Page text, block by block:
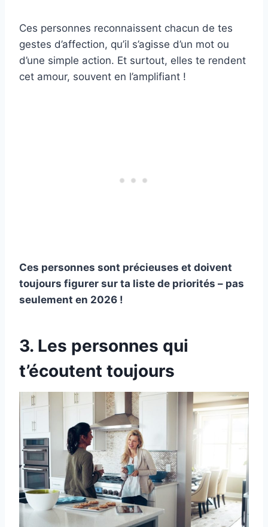
Ces personnes reconnaissent chacun de tes
gestes d’affection, qu’il s’agisse d’un mot ou
d’une simple action. Et surtout, elles te rendent
cet amour, souvent en l’amplifiant !
Ces personnes sont précieuses et doivent
toujours figurer sur ta liste de priorités – pas
seulement en 2026 !
3. Les personnes qui
t’écoutent toujours